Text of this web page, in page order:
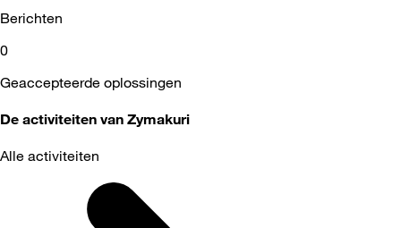
Berichten
0
Geaccepteerde oplossingen
De activiteiten van Zymakuri
Alle activiteiten